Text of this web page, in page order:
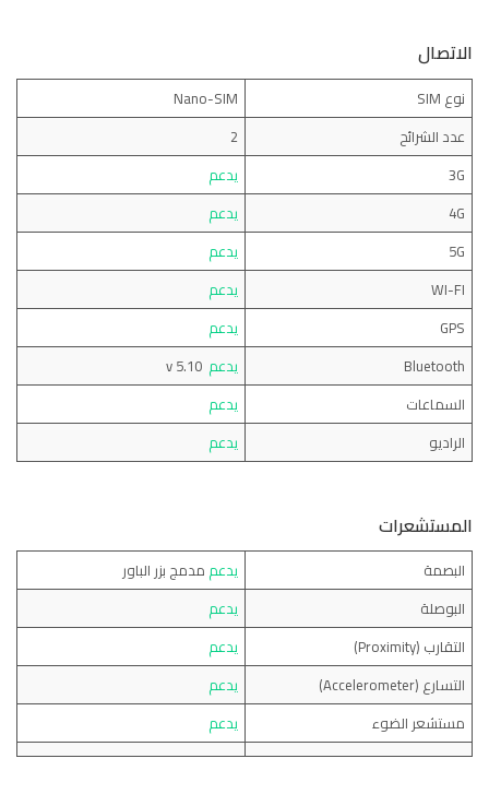
الاتصال
نوع SIM
Nano-SIM
عدد الشرائح
2
3G
يدعم
4G
يدعم
5G
يدعم
WI-FI
يدعم
GPS
يدعم
Bluetooth
يدعم v 5.10
السماعات
يدعم
الراديو
يدعم
المستشعرات
البصمة يدعم مدمج بزر الباور
البوصلة
يدعم
التقارب (Proximity)
يدعم
التسارع (Accelerometer)
يدعم
مستشعر الضوء
يدعم